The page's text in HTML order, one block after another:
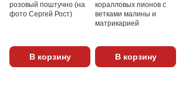
розовый поштучно (на
фото Сергей Рост)
В корзину
коралловых пионов с
ветками малины и
матрикарией
В корзину